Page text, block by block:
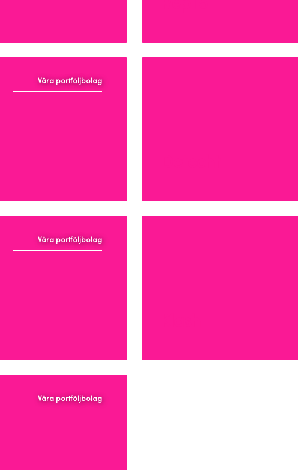
Våra portföljbolag
Våra portföljbolag
Våra portföljbolag